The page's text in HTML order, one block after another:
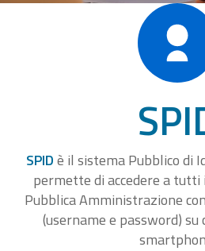
SPIDè il sistema Pubblico di
permette di accedere a
Pubblica Amministrazione
(username e password)